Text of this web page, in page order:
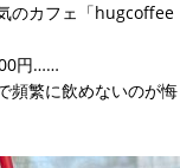
のカフェ「hugcoffee
円……
頻繁に飲めないのが悔